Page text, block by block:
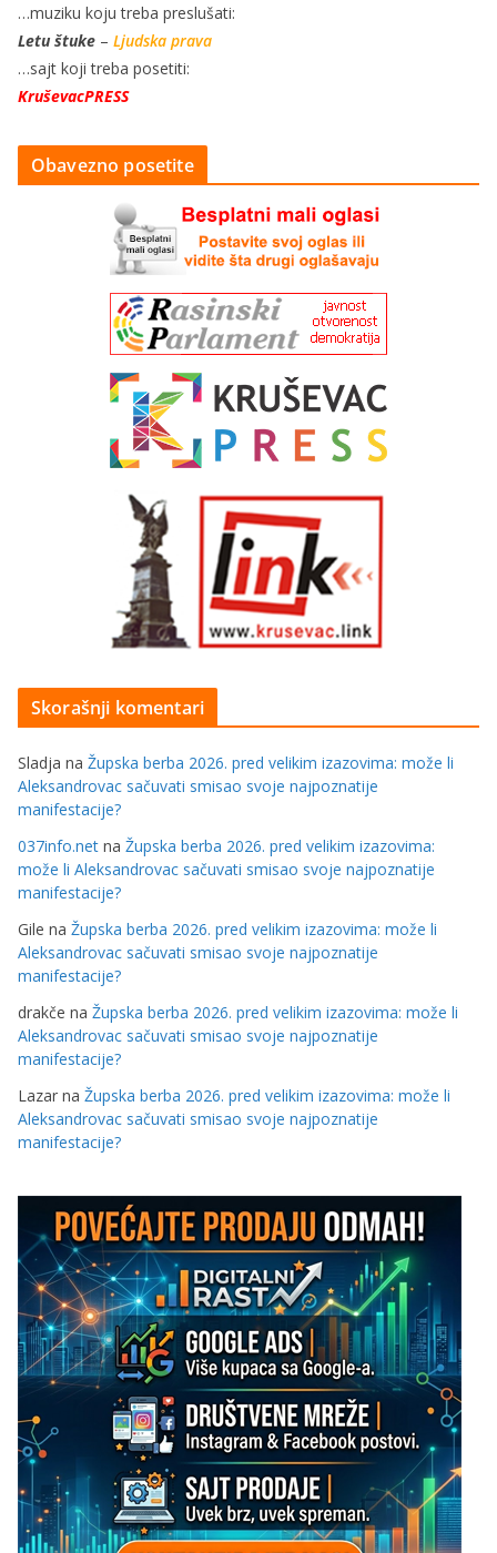
…muziku koju treba preslušati:
Letu štuke – Ljudska prava
…sajt koji treba posetiti:
KruševacPRESS
Obavezno posetite
Skorašnji komentari
Sladja na Župska berba 2026. pred velikim izazovima: može li
Aleksandrovac sačuvati smisao svoje najpoznatije
manifestacije?
037info.net na Župska berba 2026. pred velikim izazovima:
može li Aleksandrovac sačuvati smisao svoje najpoznatije
manifestacije?
Gile na Župska berba 2026. pred velikim izazovima: može li
Aleksandrovac sačuvati smisao svoje najpoznatije
manifestacije?
drakče na Župska berba 2026. pred velikim izazovima: može li
Aleksandrovac sačuvati smisao svoje najpoznatije
manifestacije?
Lazar na Župska berba 2026. pred velikim izazovima: može li
Aleksandrovac sačuvati smisao svoje najpoznatije
manifestacije?